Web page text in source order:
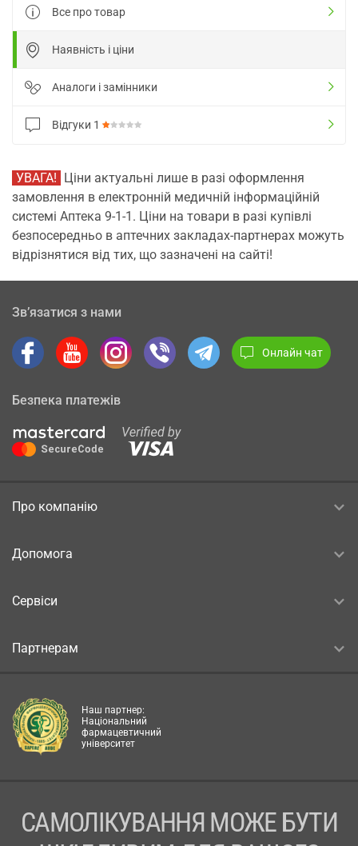
Все про товар
Наявність і ціни
Аналоги і замінники
Відгуки 1
УВАГА! Ціни актуальні лише в разі оформлення
замовлення в електронній медичній інформаційній
системі Аптека 9-1-1. Ціни на товари в разі купівлі
безпосередньо в аптечних закладах-партнерах можуть
відрізнятися від тих, що зазначені на сайті!
Зв’язатися з нами
Онлайн чат
Безпека платежів
Про компанію
Допомога
Сервіси
Партнерам
Наш партнер:
Національний
фармацевтичний
університет
САМОЛІКУВАННЯ МОЖЕ БУТИ